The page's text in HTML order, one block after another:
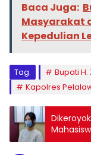
Baca Juga:
Masyarakat
Kepedulian
Tag: Bupati H.
Kapolres
ke Polisi